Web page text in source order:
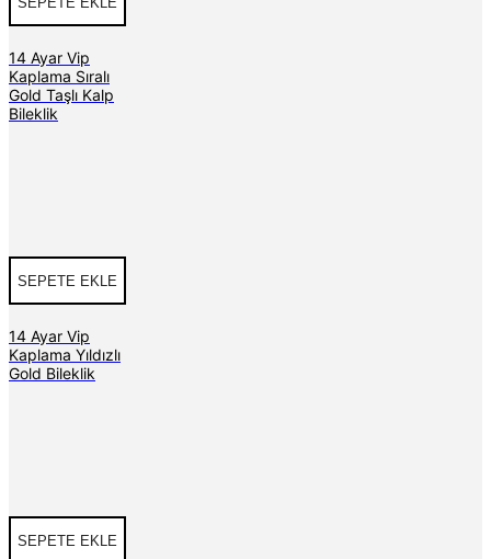
14 Ayar Vip
Kaplama Sıralı
Gold Taşlı Kalp
Bileklik
SEPETE EKLE
14 Ayar Vip
Kaplama Yıldızlı
Gold Bileklik
SEPETE EKLE